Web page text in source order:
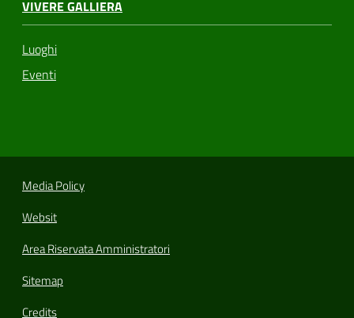
VIVERE GALLIERA
Luoghi
Eventi
Media Policy
Websit
Area Riservata Amministratori
Sitemap
Credits